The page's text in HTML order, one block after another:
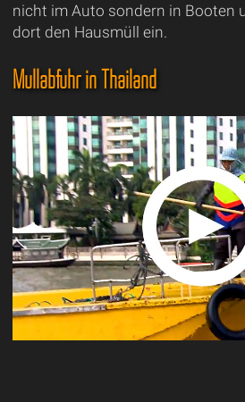
nicht im Auto sondern in Booten
dort den Hausmüll ein.
Müllabfuhr in Thailand